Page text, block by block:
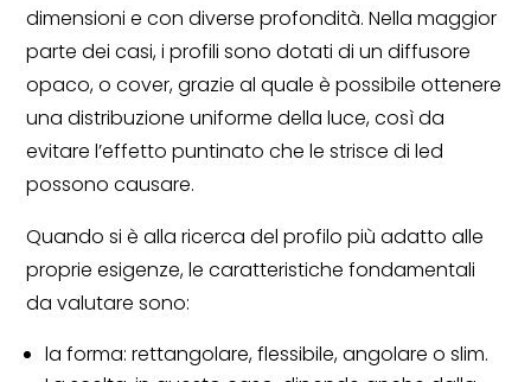
dimensioni e con diverse profondità. Nella maggior
parte dei casi, i profili sono dotati di un diffusore
opaco, o cover, grazie al quale è possibile ottenere
una distribuzione uniforme della luce, così da
evitare l’effetto puntinato che le strisce di led
possono causare.
Quando si è alla ricerca del profilo più adatto alle
proprie esigenze, le caratteristiche fondamentali
da valutare sono:
la forma: rettangolare, flessibile, angolare o slim.